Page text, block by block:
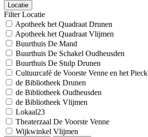
Locatie
Filter Locatie
Apotheek het Quadraat Drunen
Apotheek het Quadraat Vlijmen
Buurthuis De Mand
Buurthuis De Schakel Oudheusden
Buurthuis De Stulp Drunen
Cultuurcafé de Voorste Venne en het Pieck
de Bibliotheek Drunen
de Bibliotheek Oudheusden
de Bibliotheek Vlijmen
Lokaal23
Theaterzaal De Voorste Venne
Wijkwinkel Vlijmen